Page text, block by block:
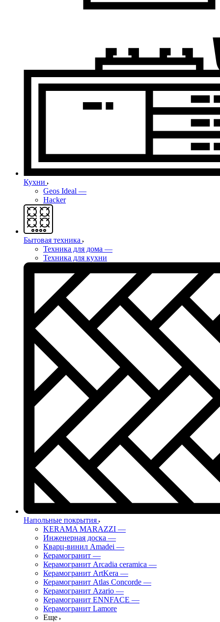
Кухни
Geos Ideal —
Hacker
Бытовая техника
Техника для дома —
Техника для кухни
Напольные покрытия
KERAMA MARAZZI —
Инженерная доска —
Кварц-винил Amadei —
Керамогранит —
Керамогранит Arcadia ceramica —
Керамогранит ArtKera —
Керамогранит Atlas Concorde —
Керамогранит Azario —
Керамогранит ENNFACE —
Керамогранит Lamore
Еще